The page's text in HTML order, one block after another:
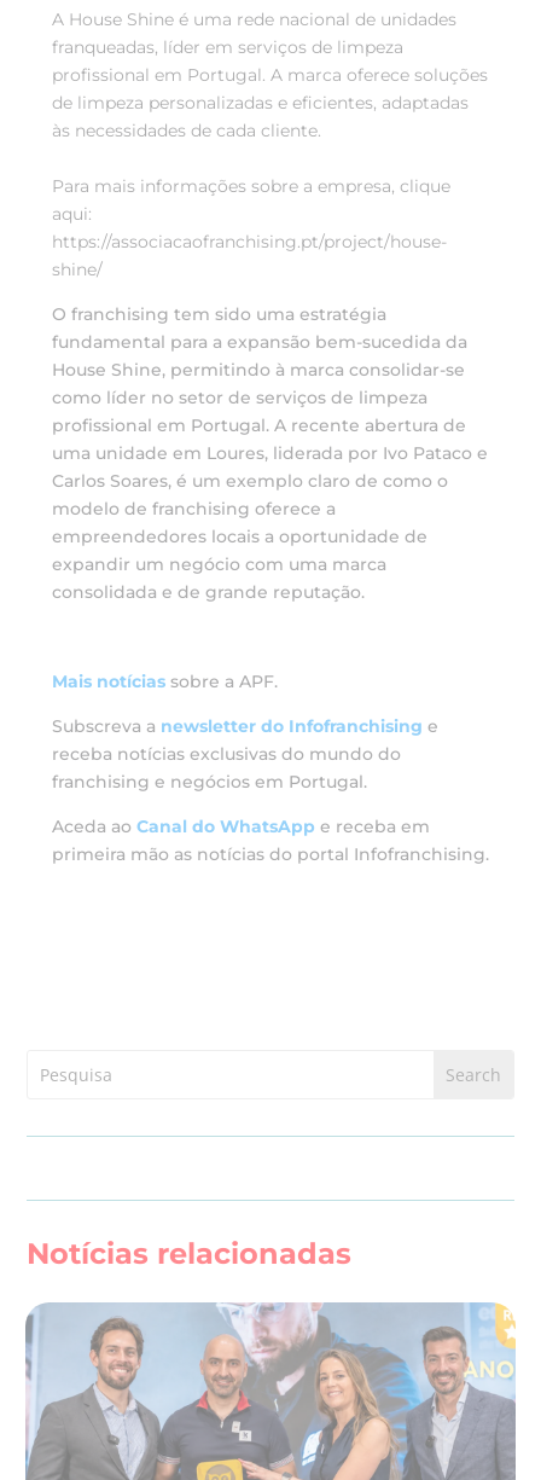
A House Shine é uma rede nacional de unidades
franqueadas, líder em serviços de limpeza
profissional em Portugal. A marca oferece soluções
de limpeza personalizadas e eficientes, adaptadas
às necessidades de cada cliente.
Para mais informações sobre a empresa, clique
aqui:
https://associacaofranchising.pt/project/house-
shine/
O franchising tem sido uma estratégia
fundamental para a expansão bem-sucedida da
House Shine, permitindo à marca consolidar-se
como líder no setor de serviços de limpeza
profissional em Portugal. A recente abertura de
uma unidade em Loures, liderada por Ivo Pataco e
Carlos Soares, é um exemplo claro de como o
modelo de franchising oferece a
empreendedores locais a oportunidade de
expandir um negócio com uma marca
consolidada e de grande reputação.
Mais notíciassobre a APF.
Subscreva a newsletter do Infofranchising e
receba notícias exclusivas do mundo do
franchising e negócios em Portugal.
Aceda ao Canal do WhatsApp e receba em
primeira mão as notícias do portal Infofranchising.
Notícias relacionadas